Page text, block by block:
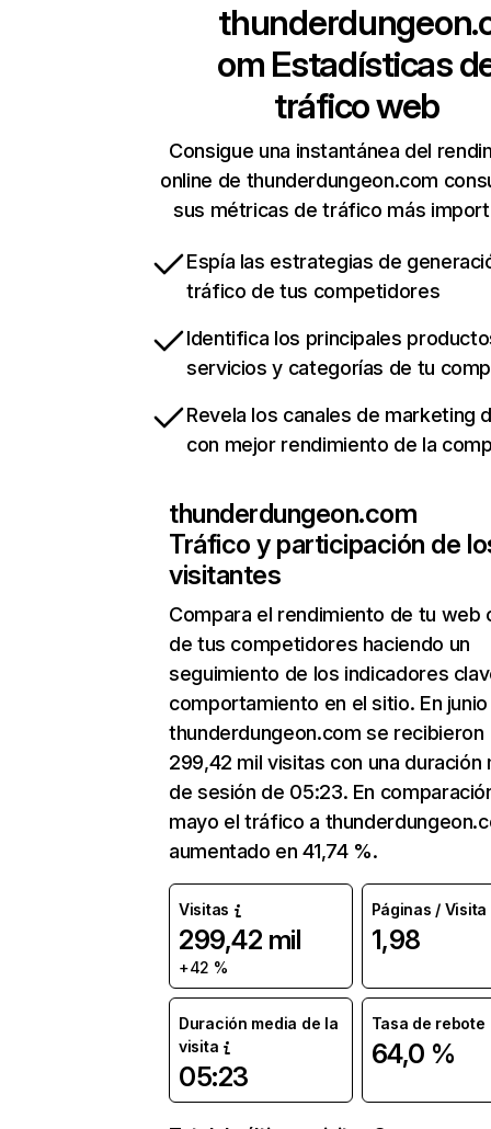
om Estadísticas
tráfico web
Consigue una instantánea del
online de thunderdungeon.com
sus métricas de tráfico más
Espía las estrategias de
tráfico de tus competidores
Identifica los principales
servicios y categorías de tu
Revela los canales de marketing
con mejor rendimiento de la
thunderdungeon.com
Tráfico y participación de
visitantes
Compara el rendimiento de tu web
de tus competidores haciendo un
seguimiento de los indicadores
comportamiento en el sitio. En junio
thunderdungeon.com se recibieron
299,42 mil visitas con una duración
de sesión de 05:23. En
mayo el tráfico a
aumentado en 41,74 %.
Visitas
299,42 mil
+42 %
Páginas / Visita
1,98
Duración media de la
visita
05:23
Tasa de rebote
64,0 %